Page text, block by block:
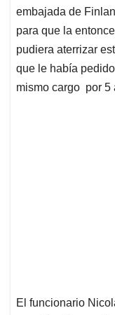
embajada de
para que la
pudiera aterrizar
que le había
mismo cargo por 5
El funcionario